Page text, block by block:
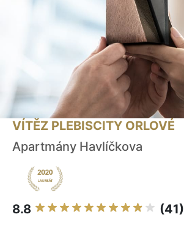
VÍTĚZ PLEBISCITY ORLOVÉ
Apartmány Havlíčkova
8.8 (41)